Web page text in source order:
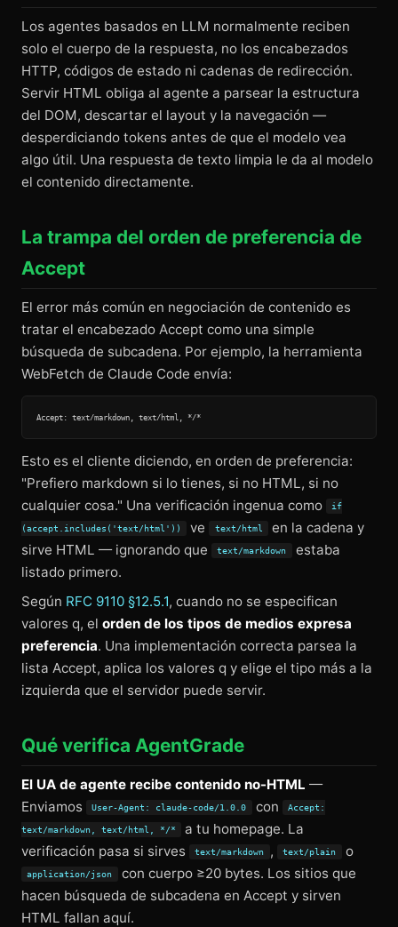
Los agentes basados en LLM normalmente reciben
solo el cuerpo de la respuesta, no los encabezados
HTTP, códigos de estado ni cadenas de redirección.
Servir HTML obliga al agente a parsear la estructura
del DOM, descartar el layout y la navegación —
desperdiciando tokens antes de que el modelo vea
algo útil. Una respuesta de texto limpia le da al modelo
el contenido directamente.
La trampa del orden de preferencia de
Accept
El error más común en negociación de contenido es
tratar el encabezado Accept como una simple
búsqueda de subcadena. Por ejemplo, la herramienta
WebFetch de Claude Code envía:
Esto es el cliente diciendo, en orden de preferencia:
"Prefiero markdown si lo tienes, si no HTML, si no
cualquier cosa." Una verificación ingenua como
if
(accept.includes('text/html')) ve text/html
en la cadena y
sirve HTML — ignorando que
text/markdown
estaba
listado primero.
Según RFC 9110 §12.5.1, cuando no se especifican
valores q, el orden de los tipos de medios expresa
preferencia. Una implementación correcta parsea la
lista Accept, aplica los valores q y elige el tipo más a la
izquierda que el servidor puede servir.
Qué verifica AgentGrade
El UA de agente recibe contenido no-HTML —
Enviamos
User-Agent: claude-code/1.0.0 con Accept:
text/markdown, text/html, */*
a tu homepage. La
verificación pasa si sirves
text/markdown , text/plain o
application/json
con cuerpo ≥20 bytes. Los sitios que
hacen búsqueda de subcadena en Accept y sirven
HTML fallan aquí.